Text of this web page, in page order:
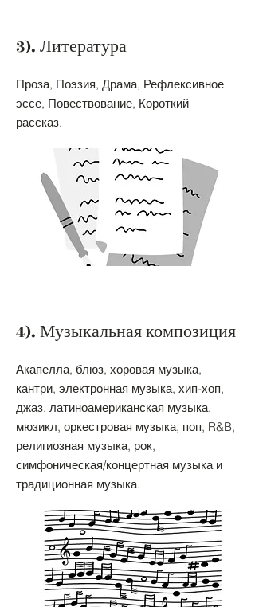
3). Литература
Проза, Поэзия, Драма, Рефлексивное
эссе, Повествование, Короткий
рассказ.
4). Музыкальная композиция
Акапелла, блюз, хоровая музыка,
кантри, электронная музыка, хип-хоп,
джаз, латиноамериканская музыка,
мюзикл, оркестровая музыка, поп, R&B,
религиозная музыка, рок,
симфоническая/концертная музыка и
традиционная музыка.